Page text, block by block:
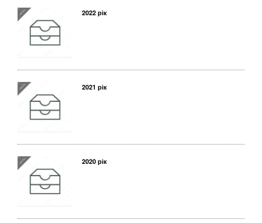
2022 рік
2021 рік
2020 рік